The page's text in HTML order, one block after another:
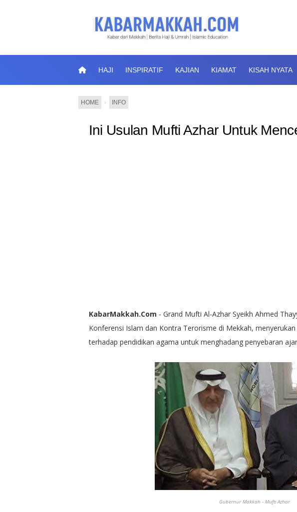
HAJI INSPIRATIF KAJIAN KIAMAT KISAH NYATA
HOME › INFO
Ini Usulan Mufti Azhar Untuk
KabarMakkah.Com - Grand Mufti Al-Azhar Syeikh Ahmed
Konferensi Islam dan Kontra Terorisme di Mekkah,
terhadap pendidikan agama untuk menghadang penyebaran
Gubernur Makkah - Mufti Azhar